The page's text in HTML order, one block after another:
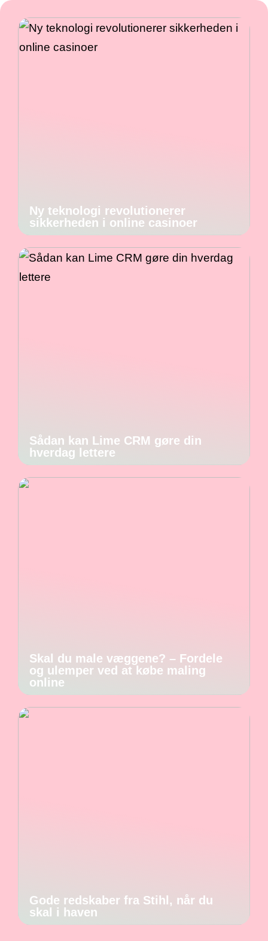
Ny teknologi revolutionerer
sikkerheden i online casinoer
Sådan kan Lime CRM gøre din
hverdag lettere
Skal du male væggene? – Fordele
og ulemper ved at købe maling
online
Gode redskaber fra Stihl, når du
skal i haven